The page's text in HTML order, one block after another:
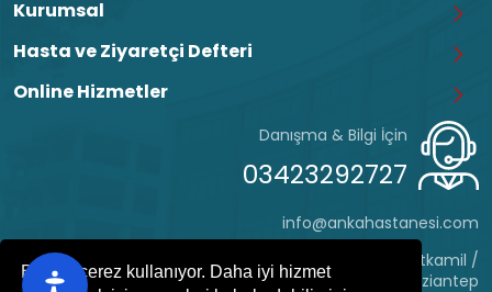
Bu site çerez kullanıyor. Daha iyi hizmet
Kurumsal
Hasta ve Ziyaretçi Defteri
Online Hizmetler
Danışma & Bilgi İçin
03423292727
info@ankahastanesi.com
Eyüp Sultan Mh. Hafız Tevfik Cd. No:162 Şehitkamil /
Gaziantep